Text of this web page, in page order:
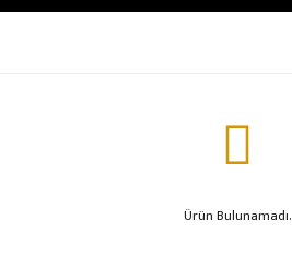
Ürün Bulunamadı.